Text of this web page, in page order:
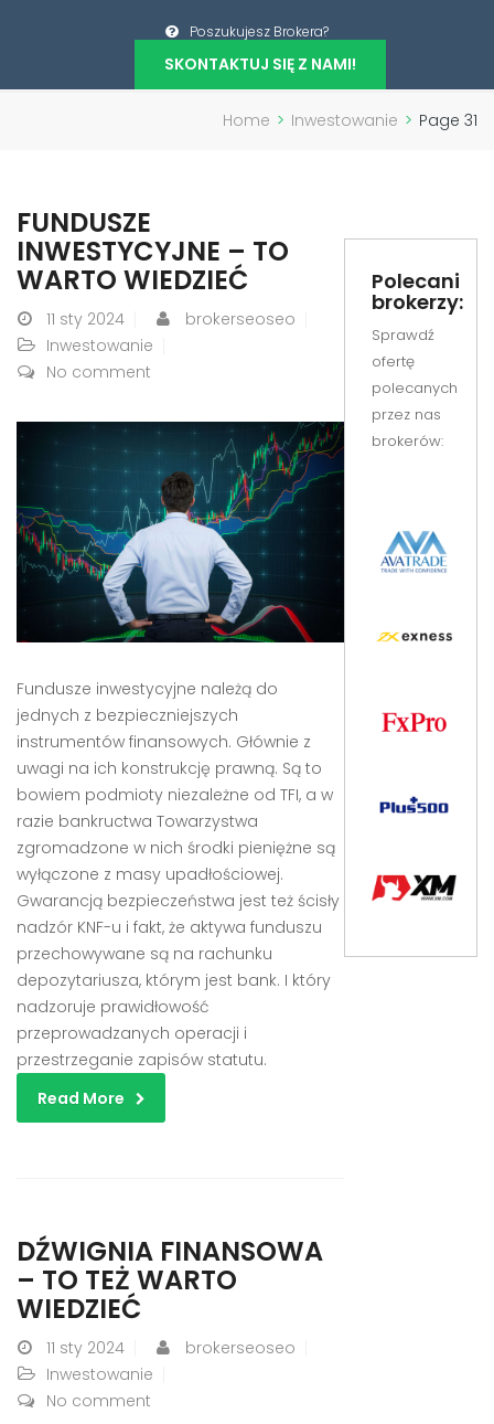
Poszukujesz Brokera?
SKONTAKTUJ SIĘ Z NAMI!
Home > Inwestowanie > Page 31
FUNDUSZE
INWESTYCYJNE – TO
WARTO WIEDZIEĆ
11 sty 2024
brokerseoseo
Inwestowanie
No comment
Fundusze inwestycyjne należą do
jednych z bezpieczniejszych
instrumentów finansowych. Głównie z
uwagi na ich konstrukcję prawną. Są to
bowiem podmioty niezależne od TFI, a w
razie bankructwa Towarzystwa
zgromadzone w nich środki pieniężne są
wyłączone z masy upadłościowej.
Gwarancją bezpieczeństwa jest też ścisły
nadzór KNF-u i fakt, że aktywa funduszu
przechowywane są na rachunku
depozytariusza, którym jest bank. I który
nadzoruje prawidłowość
przeprowadzanych operacji i
przestrzeganie zapisów statutu.
Read More
DŹWIGNIA FINANSOWA
– TO TEŻ WARTO
WIEDZIEĆ
11 sty 2024
brokerseoseo
Inwestowanie
No comment
Polecani
brokerzy:
Sprawdź
ofertę
polecanych
przez nas
brokerów: